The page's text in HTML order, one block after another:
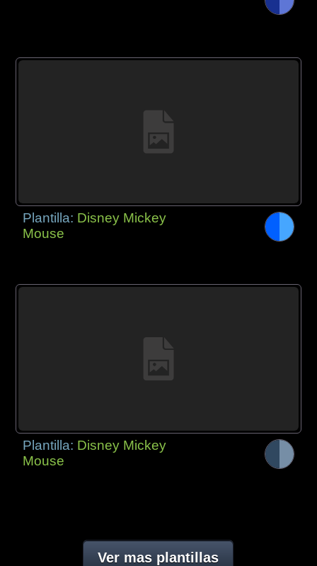
Plantilla: Disney Mickey
Mouse
Plantilla: Disney Mickey
Mouse
Ver mas plantillas